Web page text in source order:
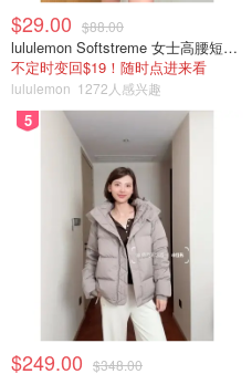
$29.00 $88.00
lululemon Softstreme 女士高腰短裤 10cm
不定时变回$19！随时点进来看
lululemon 1272人感兴趣
5
$249.00 $348.00